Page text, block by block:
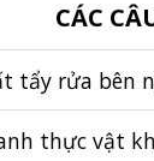
CÁC
tẩy rửa bên
thực vật